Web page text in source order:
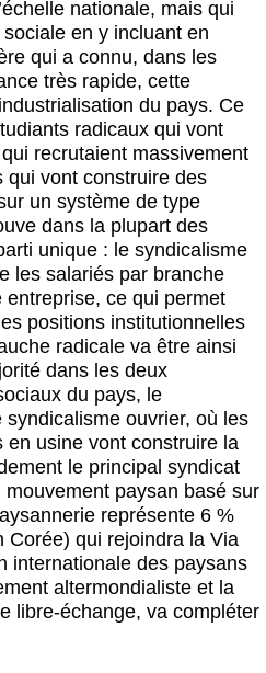
nationale, mais qui
en y incluant en
qui a connu, dans les
très rapide, cette
du pays. Ce
radicaux qui vont
recrutaient massivement
qui vont construire des
un système de type
dans la plupart des
unique : le syndicalisme
les salariés par branche
ce qui permet
positions institutionnelles
radicale va être ainsi
dans les deux
du pays, le
ouvrier, où les
usine vont construire la
le principal syndicat
mouvement paysan basé sur
représente 6 %
Corée) qui rejoindra la Via
internationale des paysans
altermondialiste et la
libre-échange, va compléter